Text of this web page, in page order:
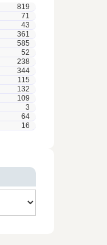
819
71
43
361
585
52
238
344
115
132
109
3
64
16